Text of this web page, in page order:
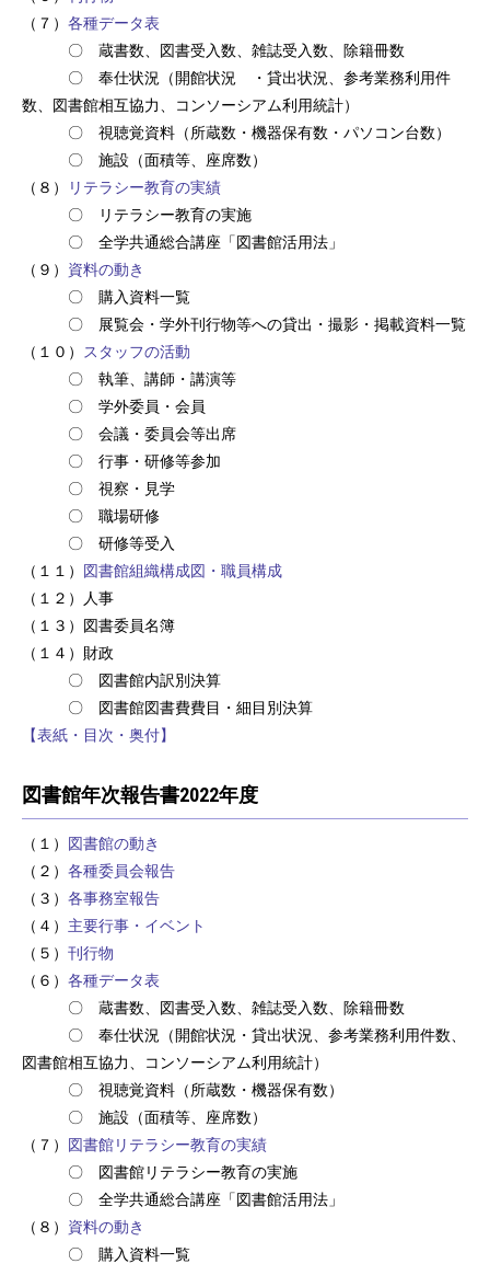
（７） 各種データ表
〇 蔵書数、図書受入数、雑誌受入数、除籍冊数
〇 奉仕状況（開館状況 ・貸出状況、参考業務利用件
数、図書館相互協力、コンソーシアム利用統計）
〇 視聴覚資料（所蔵数・機器保有数・パソコン台数）
〇 施設（面積等、座席数）
（８）
リテラシー教育の実績
〇 リテラシー教育の実施
〇 全学共通総合講座「図書館活用法」
（９） 資料の動き
〇 購入資料一覧
〇 展覧会・学外刊行物等への貸出・撮影・掲載資料一覧
（１０）
スタッフの活動
〇 執筆、講師・講演等
〇 学外委員・会員
〇 会議・委員会等出席
〇 行事・研修等参加
〇 視察・見学
〇 職場研修
〇 研修等受入
（１１） 図書館組織構成図・職員構成
（１２）人事
（１３）図書委員名簿
（１４）財政
〇 図書館内訳別決算
〇 図書館図書費費目・細目別決算
【表紙・目次・奥付】
図書館年次報告書2022年度
（１） 図書館の動き
（２） 各種委員会報告
（３） 各事務室報告
（４） 主要行事・イベント
（５） 刊行物
（６） 各種データ表
〇 蔵書数、図書受入数、雑誌受入数、除籍冊数
〇 奉仕状況（開館状況・貸出状況、参考業務利用件数、
図書館相互協力、コンソーシアム利用統計）
〇 視聴覚資料（所蔵数・機器保有数）
〇 施設（面積等、座席数）
（７） 図書館リテラシー教育の実績
〇 図書館リテラシー教育の実施
〇 全学共通総合講座「図書館活用法」
（８） 資料の動き
〇 購入資料一覧